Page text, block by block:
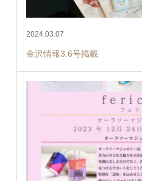
2024.03.07
金沢情報3.6号掲載